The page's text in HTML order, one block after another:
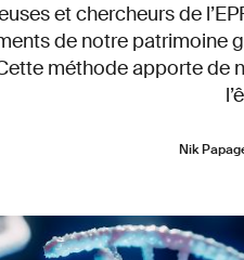
et chercheurs de
de notre patrimoine
méthode apporte de
Nik